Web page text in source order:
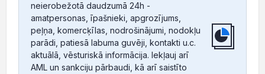
neierobežotā daudzumā 24h -
amatpersonas, īpašnieki, apgrozījums,
peļņa, komercķīlas, nodrošinājumi, nodokļu
parādi, patiesā labuma guvēji, kontakti u.c.
aktuālā, vēsturiskā informācija. Iekļauj arī
AML un sankciju pārbaudi, kā arī saistīto